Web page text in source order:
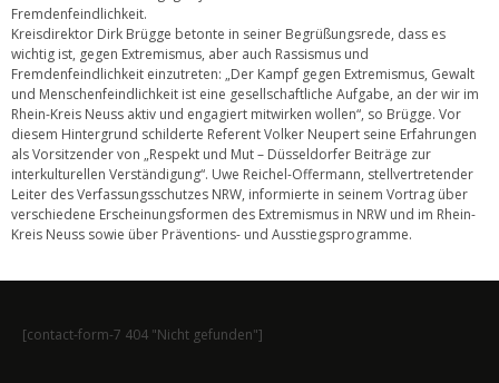
Fremdenfeindlichkeit.
Kreisdirektor Dirk Brügge betonte in seiner Begrüßungsrede, dass es
wichtig ist, gegen Extremismus, aber auch Rassismus und
Fremdenfeindlichkeit einzutreten: „Der Kampf gegen Extremismus, Gewalt
und Menschenfeindlichkeit ist eine gesellschaftliche Aufgabe, an der wir im
Rhein-Kreis Neuss aktiv und engagiert mitwirken wollen“, so Brügge. Vor
diesem Hintergrund schilderte Referent Volker Neupert seine Erfahrungen
als Vorsitzender von „Respekt und Mut – Düsseldorfer Beiträge zur
interkulturellen Verständigung“. Uwe Reichel-Offermann, stellvertretender
Leiter des Verfassungsschutzes NRW, informierte in seinem Vortrag über
verschiedene Erscheinungsformen des Extremismus in NRW und im Rhein-
Kreis Neuss sowie über Präventions- und Ausstiegsprogramme.
[contact-form-7 404 "Nicht gefunden"]